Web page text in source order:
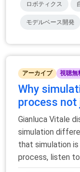
ロボティクス
モデルベース開発
アーカイブ 視聴無
Why
process not
Gianluca Vitale
simulation
that simulation
process, listen